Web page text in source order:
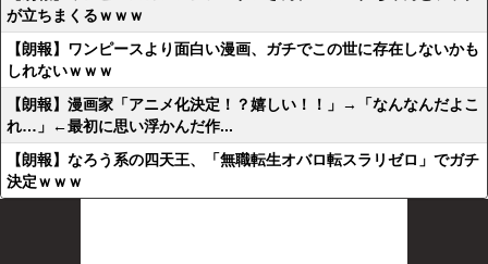
が立ちまくるｗｗｗ
【朗報】ワンピースより面白い漫画、ガチでこの世に存在しないかも
しれないｗｗｗ
【朗報】漫画家「アニメ化決定！？嬉しい！！」→「なんなんだよこ
れ…」←最初に思い浮かんだ作...
【朗報】なろう系の四天王、「無職転生オバロ転スラリゼロ」でガチ
決定ｗｗｗ